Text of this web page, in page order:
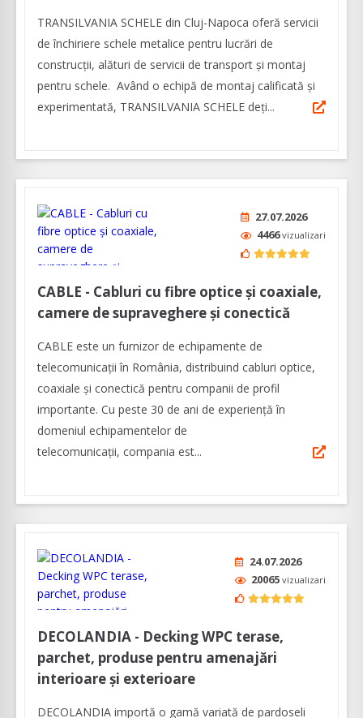
TRANSILVANIA SCHELE din Cluj-Napoca oferă servicii
de închiriere schele metalice pentru lucrări de
construcții, alături de servicii de transport și montaj
pentru schele. Având o echipă de montaj calificată și
experimentată, TRANSILVANIA SCHELE deți...
27.07.2026
4466vizualizari
CABLE - Cabluri cu fibre optice şi coaxiale,
camere de supraveghere și conectică
CABLE este un furnizor de echipamente de
telecomunicații în România, distribuind cabluri optice,
coaxiale şi conectică pentru companii de profil
importante. Cu peste 30 de ani de experiență în
domeniul echipamentelor de
telecomunicaţii, compania est...
24.07.2026
20065 vizualizari
DECOLANDIA - Decking WPC terase,
parchet, produse pentru amenajări
interioare și exterioare
DECOLANDIA importă o gamă variată de pardoseli